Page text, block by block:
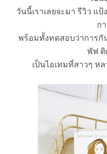
วันนี้เราเลยจะมา รีวิว แ
ก
พร้อมทั้งทดสอบว่าการกั
พัฟ ติ
เป็นไอเทมที่สาวๆ ห